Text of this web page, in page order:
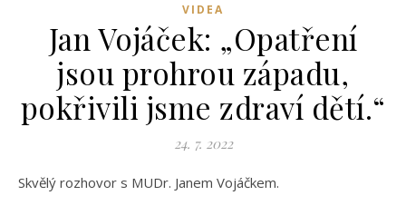
VIDEA
Jan Vojáček: „Opatření
jsou prohrou západu,
pokřivili jsme zdraví dětí.“
24. 7. 2022
Skvělý rozhovor s MUDr. Janem Vojáčkem.